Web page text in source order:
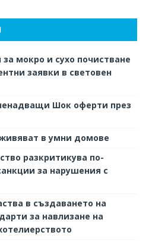
мокро и сухо почистване
заявки в световен
Шок оферти през
в умни домове
разкритикува по-
за нарушения с
в създаването на
за навлизане на